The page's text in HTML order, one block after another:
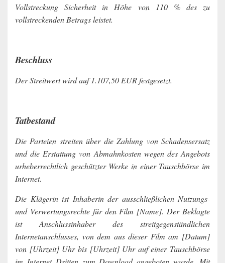
Vollstreckung Sicherheit in Höhe von 110 % des zu
vollstreckenden Betrags leistet.
Beschluss
Der Streitwert wird auf 1.107,50 EUR festgesetzt.
Tatbestand
Die Parteien streiten über die Zahlung von Schadensersatz
und die Erstattung von Abmahnkosten wegen des Angebots
urheberrechtlich geschützter Werke in einer Tauschbörse im
Internet.
Die Klägerin ist Inhaberin der ausschließlichen Nutzungs-
und Verwertungsrechte für den Film [Name]. Der Beklagte
ist Anschlussinhaber des streitgegenständlichen
Internetanschlusses, von dem aus dieser Film am [Datum]
von [Uhrzeit] Uhr bis [Uhrzeit] Uhr auf einer Tauschbörse